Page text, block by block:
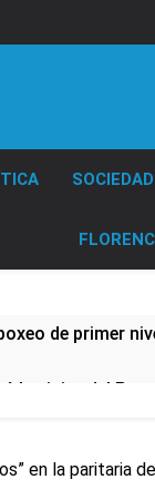
SOCIEDAD
de primer
la visita del
en la paritaria